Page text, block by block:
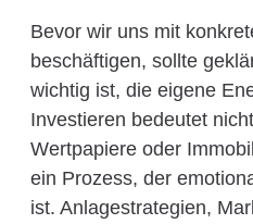
Bevor wir uns mit
beschäftigen, sollte
wichtig ist, die eigene
Investieren bedeutet
Wertpapiere oder
ein Prozess, der
ist. Anlagestrategien,